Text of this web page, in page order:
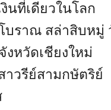
นที่เดียวในโลก
บราณ สล่าสิบหมู่
หวัดเชียงใหม่
าวรีย์สามกษัตริย์